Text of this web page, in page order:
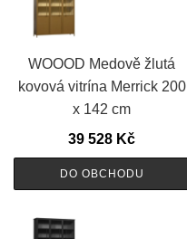
WOOOD Medově žlutá
kovová vitrína Merrick 200
x 142 cm
39 528 Kč
DO OBCHODU